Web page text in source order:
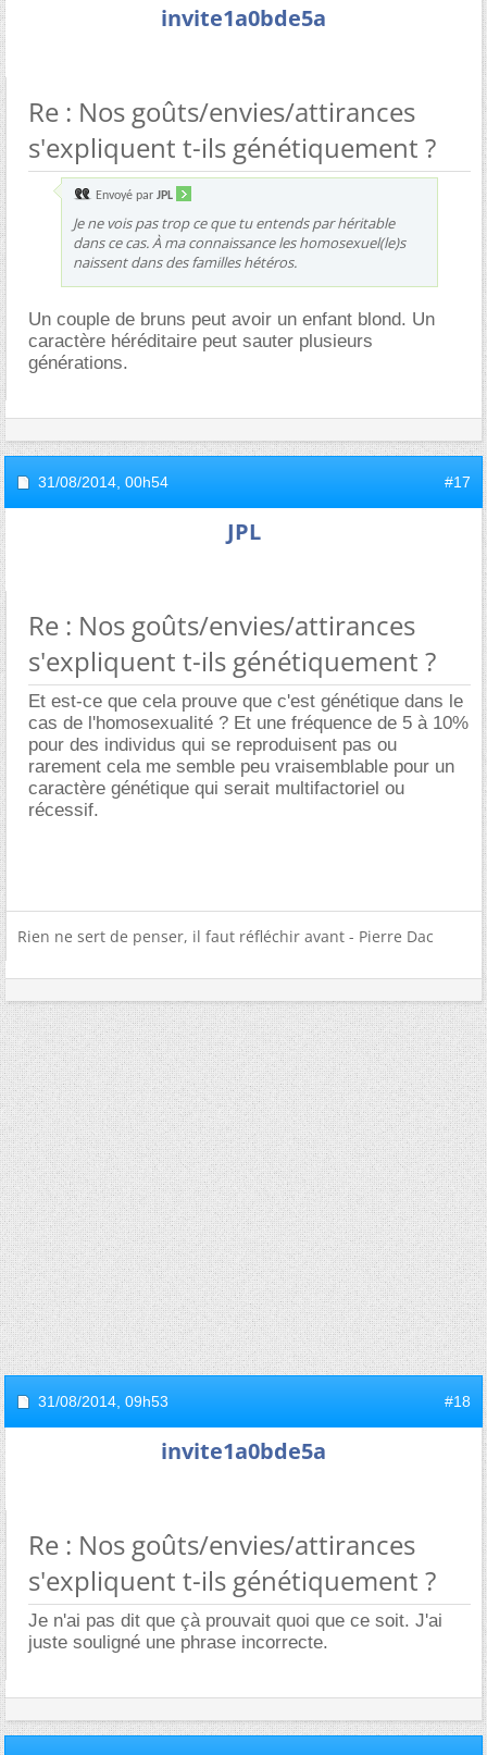
invite1a0bde5a
Re : Nos goûts/envies/attirances
s'expliquent t-ils génétiquement ?
Envoyé par JPL
Je ne vois pas trop ce que tu entends par héritable
dans ce cas. À ma connaissance les homosexuel(le)s
naissent dans des familles hétéros.
Un couple de bruns peut avoir un enfant blond. Un
caractère héréditaire peut sauter plusieurs
générations.
31/08/2014, 00h54 #17
JPL
Re : Nos goûts/envies/attirances
s'expliquent t-ils génétiquement ?
Et est-ce que cela prouve que c'est génétique dans le
cas de l'homosexualité ? Et une fréquence de 5 à 10%
pour des individus qui se reproduisent pas ou
rarement cela me semble peu vraisemblable pour un
caractère génétique qui serait multifactoriel ou
récessif.
Rien ne sert de penser, il faut réfléchir avant - Pierre Dac
31/08/2014, 09h53 #18
invite1a0bde5a
Re : Nos goûts/envies/attirances
s'expliquent t-ils génétiquement ?
Je n'ai pas dit que çà prouvait quoi que ce soit. J'ai
juste souligné une phrase incorrecte.